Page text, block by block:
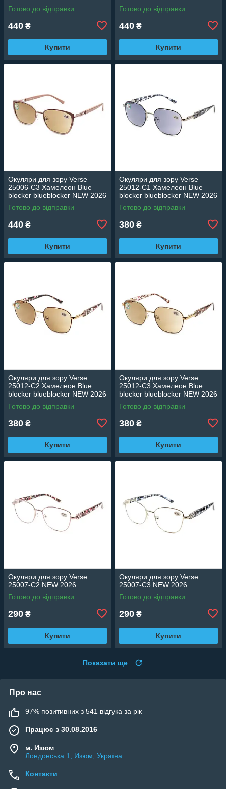
Готово до відправки
440 ₴
Купити
Готово до відправки
440 ₴
Купити
Окуляри для зору Verse
25006-C3 Хамелеон Blue
blocker blueblocker NEW 2026
Готово до відправки
440 ₴
Купити
Окуляри для зору Verse
25012-C1 Хамелеон Blue
blocker blueblocker NEW 2026
Готово до відправки
380 ₴
Купити
Окуляри для зору Verse
25012-C2 Хамелеон Blue
blocker blueblocker NEW 2026
Готово до відправки
380 ₴
Купити
Окуляри для зору Verse
25012-C3 Хамелеон Blue
blocker blueblocker NEW 2026
Готово до відправки
380 ₴
Купити
Окуляри для зору Verse
25007-C2 NEW 2026
Готово до відправки
290 ₴
Купити
Окуляри для зору Verse
25007-C3 NEW 2026
Готово до відправки
290 ₴
Купити
Показати ще
Про нас
97% позитивних з 541 відгука за рік
Працює з 30.08.2016
м. Изюм
Лондонська 1, Изюм, Україна
Контакти